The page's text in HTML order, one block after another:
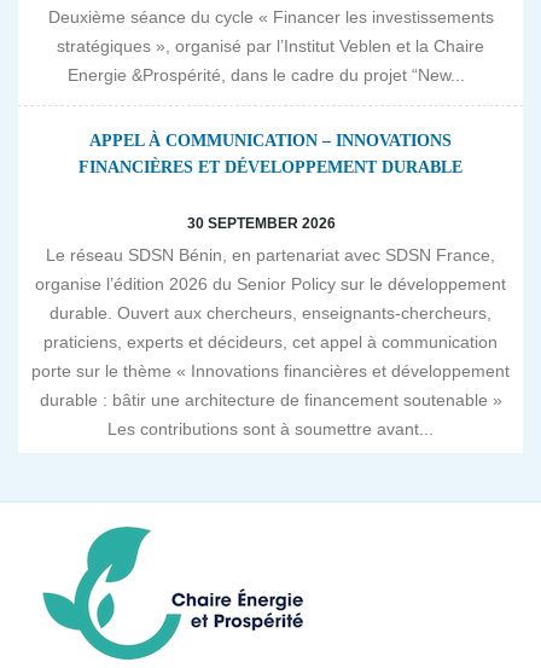
Deuxième séance du cycle « Financer les investissements
stratégiques », organisé par l’Institut Veblen et la Chaire
Energie &Prospérité, dans le cadre du projet “New...
APPEL À COMMUNICATION – INNOVATIONS
FINANCIÈRES ET DÉVELOPPEMENT DURABLE
30 SEPTEMBER 2026
Le réseau SDSN Bénin, en partenariat avec SDSN France,
organise l’édition 2026 du Senior Policy sur le développement
durable. Ouvert aux chercheurs, enseignants-chercheurs,
praticiens, experts et décideurs, cet appel à communication
porte sur le thème « Innovations financières et développement
durable : bâtir une architecture de financement soutenable »
Les contributions sont à soumettre avant...